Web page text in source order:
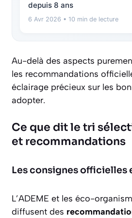
depuis 8 ans
6 Avr 2026 • 10 min de lecture
Au-delà des aspects
les recommandations
éclairage précieux sur les
adopter.
Ce que dit le tri
et recommandations
Les consignes officielles
L’ADEME et les éco-
diffusent des